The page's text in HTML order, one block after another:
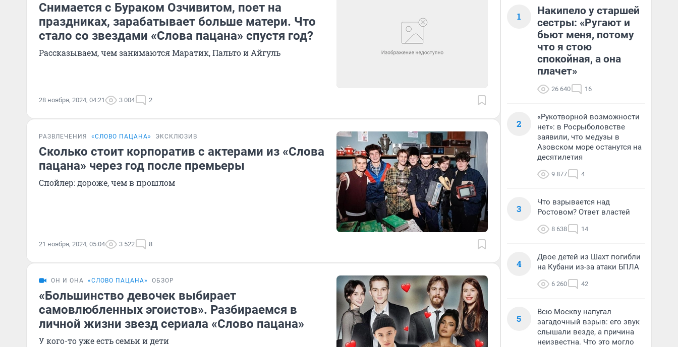
Снимается с Бураком Озчивитом, поет на
праздниках, зарабатывает больше матери. Что
стало со звездами «Слова пацана» спустя год?
Рассказываем, чем занимаются Маратик, Пальто и Айгуль
28 ноября, 2024, 04:21 3 004 2
РАЗВЛЕЧЕНИЯ «СЛОВО ПАЦАНА» ЭКСКЛЮЗИВ
Сколько стоит корпоратив с актерами из «Слова
пацана» через год после премьеры
Спойлер: дороже, чем в прошлом
21 ноября, 2024, 05:04 3 522 8
ОН И ОНА «СЛОВО ПАЦАНА» ОБЗОР
«Большинство девочек выбирает
самовлюбленных эгоистов». Разбираемся в
личной жизни звезд сериала «Слово пацана»
У кого-то уже есть семьи и дети
1
Накипело у старшей
сестры: «Ругают и
бьют меня, потому
что я стою
спокойная, а она
плачет»
26 640 16
2
«Рукотворной возможности
нет»: в Росрыболовстве
заявили, что медузы в
Азовском море останутся на
десятилетия
9 877 4
3
Что взрывается над
Ростовом? Ответ властей
8 638 14
4
Двое детей из Шахт погибли
на Кубани из-за атаки БПЛА
6 260 42
5
Всю Москву напугал
загадочный взрыв: его звук
слышали везде, а причина
неизвестна. Что это могло